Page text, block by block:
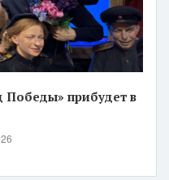
Победы» прибудет в